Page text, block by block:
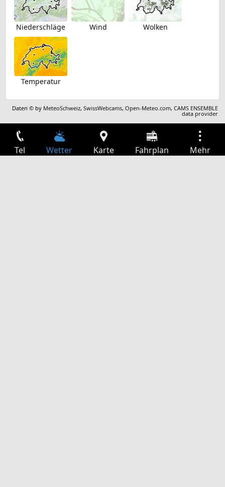
Niederschläge Wind Wolken
Temperatur
Daten © by MeteoSchweiz,SwissWebcams,Open-Meteo.com,CAMS ENSEMBLE
data provider
Tel Wetter Karte Fahrplan Mehr